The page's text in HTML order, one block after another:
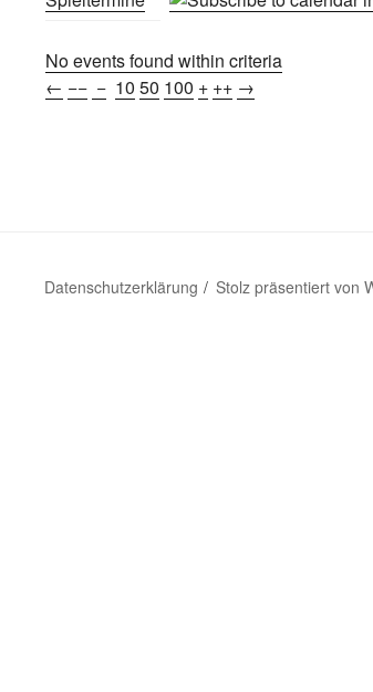
No events found within criteria
← −− − 10 50 100 + ++ →
Datenschutzerklärung Stolz präsentiert von